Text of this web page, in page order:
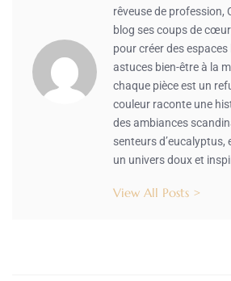
rêveuse de profession,
blog ses coups de
pour créer des
astuces bien-être à la
chaque pièce est un
couleur raconte une
des ambiances
senteurs d’eucalyptus,
un univers doux et
View All Posts >